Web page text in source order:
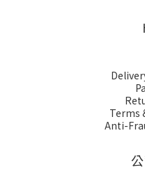
Terms
Anti-